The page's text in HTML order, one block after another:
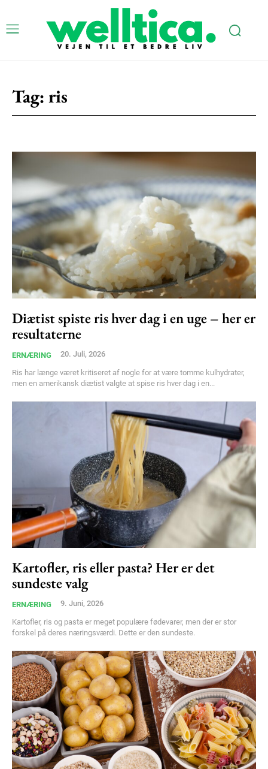
Subscription Plans
Tag: ris
Diætist spiste ris hver dag i en uge – her er
resultaterne
ERNÆRING 20. Juli, 2026
Ris har længe været kritiseret af nogle for at være tomme kulhydrater,
men en amerikansk diætist valgte at spise ris hver dag i en...
Kartofler, ris eller pasta? Her er det
sundeste valg
ERNÆRING 9. Juni, 2026
Kartofler, ris og pasta er meget populære fødevarer, men der er stor
forskel på deres næringsværdi. Dette er den sundeste.